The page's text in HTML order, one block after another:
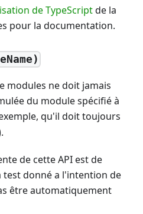
de TypeScriptde la
pour la documentation.
modules ne doit jamais
du module spécifié à
qu'il doit toujours
de cette API est de
donné a l'intention de
être automatiquement